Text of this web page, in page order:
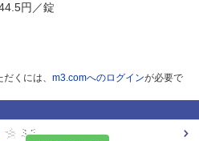
円／錠
くには、 m3.comへのログインが必要で